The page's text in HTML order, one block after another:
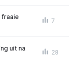
fraaie
7
uit na
28